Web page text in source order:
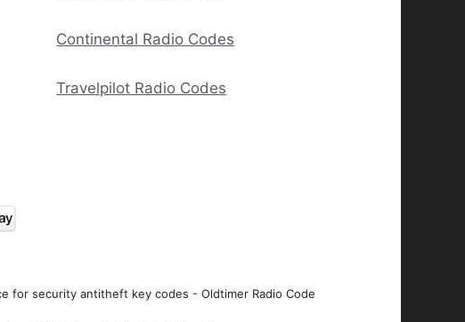
Continental Radio Codes
Travelpilot Radio Codes
for security antitheft key codes - Oldtimer Radio Code